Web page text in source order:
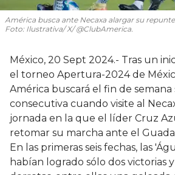
América busca ante Necaxa alargar su
Foto: Ilustrativa/ X/ @ClubAmerica.
México, 20 Sept 2024.- Tras un
el torneo Apertura-2024 de
América buscará el fin de
consecutiva cuando visite al
jornada en la que el líder Cruz
retomar su marcha ante el
En las primeras seis fechas, las
habían logrado sólo dos victorias